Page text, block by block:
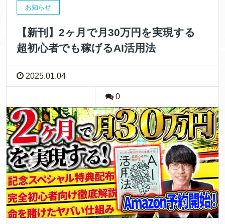
お知らせ
【新刊】2ヶ月で月30万円を実現する
超初心者でも稼げるAI活用法
2025.01.04
0